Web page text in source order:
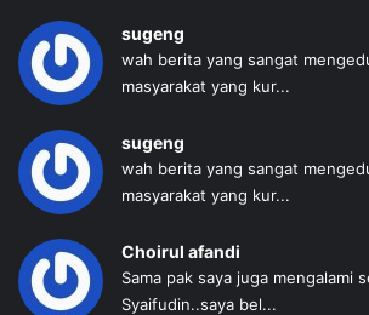
sugeng
wah berita yang sangat
masyarakat yang kur...
sugeng
wah berita yang sangat
masyarakat yang kur...
Choirul afandi
Sama pak saya juga mengalami
Syaifudin..saya bel...